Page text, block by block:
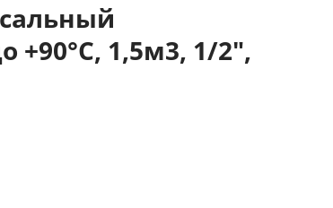
1,5м3, 1/2",